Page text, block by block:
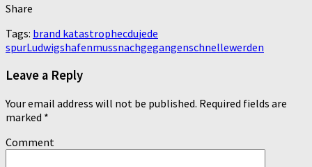
Share
Tags: brand katastrophecdujede
spurLudwigshafenmussnachgegangenschnellewerden
Leave a Reply
Your email address will not be published. Required fields are
marked *
Comment